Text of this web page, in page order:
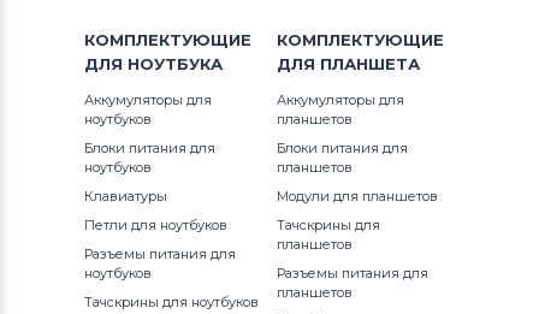
Аккумуляторы для смартфонов
INOI
Аккумуляторы для смартфонов
Аккумуляторы для смартфонов
OnePlus
КОМПЛЕКТУЮЩИЕ
ДЛЯ НОУТБУКА
Аккумуляторы для
ноутбуков
Блоки питания для
ноутбуков
Клавиатуры
Петли для ноутбуков
Разъемы питания для
ноутбуков
Тачскрины для ноутбуков
КОМПЛЕКТУЮЩИЕ
ДЛЯ ПЛАНШЕТА
Аккумуляторы для
планшетов
Блоки питания для
планшетов
Модули для планшетов
Тачскрины для
планшетов
Разъемы питания для
планшетов